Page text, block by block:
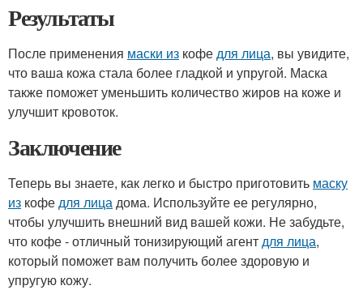
Результаты
После применения маски из кофедля лица, вы увидите,
что ваша кожа стала более гладкой и упругой. Маска
также поможет уменьшить количество жиров на коже и
улучшит кровоток.
Заключение
Теперь вы знаете, как легко и быстро приготовить маску
из кофедля лицадома. Используйте ее регулярно,
чтобы улучшить внешний вид вашей кожи. Не забудьте,
что кофе - отличный тонизирующий агентдля лица,
который поможет вам получить более здоровую и
упругую кожу.